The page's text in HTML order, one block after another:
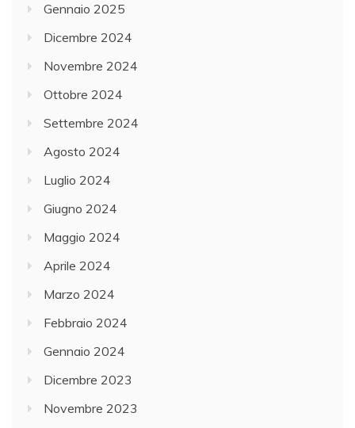
Gennaio 2025
Dicembre 2024
Novembre 2024
Ottobre 2024
Settembre 2024
Agosto 2024
Luglio 2024
Giugno 2024
Maggio 2024
Aprile 2024
Marzo 2024
Febbraio 2024
Gennaio 2024
Dicembre 2023
Novembre 2023